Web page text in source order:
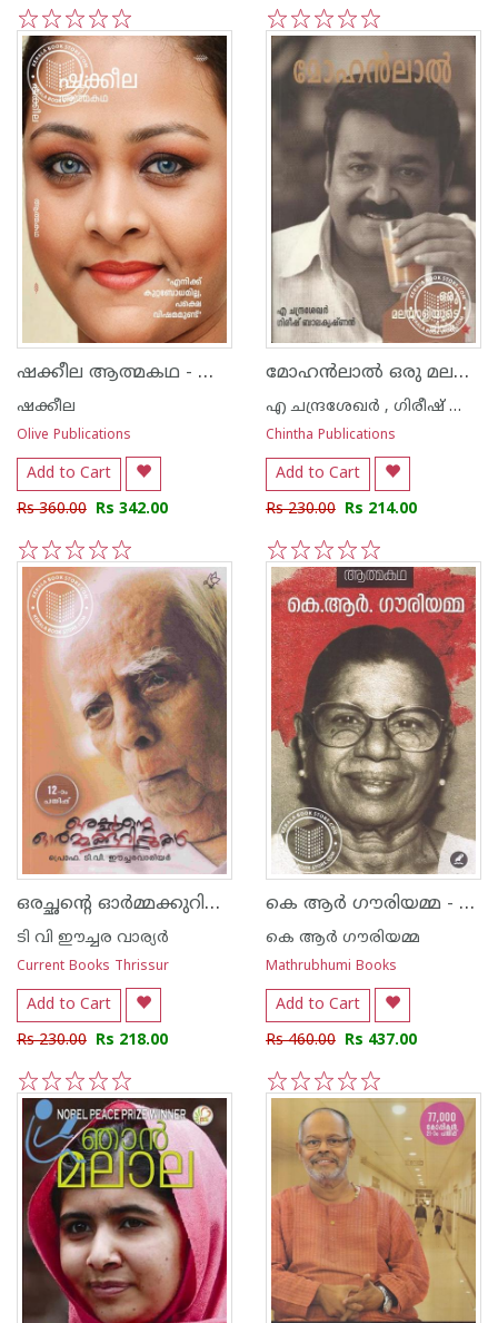
5
4
3
2
1 5
4
3
2
1
ഷക്കീല ആത്മകഥ - ഷക്കീല
ഷക്കീല
Olive Publications
Add to Cart
Rs 360.00 Rs 342.00
5
4
3
2
1
മോഹ‌ന്‍ലാല്‍ ഒരു മലയാളിയുടെ ജീവിതം
എ ചന്ദ്രശേഖര്‍ , ഗിരീഷ് ബാലകൃഷ്ണന്‍
Chintha Publications
Add to Cart
Rs 230.00 Rs 214.00
5
4
3
2
1
ഒരച്ഛന്റെ ഓര്‍മ്മക്കുറിപ്പുകള്‍
ടി വി ഈച്ചര വാര്യര്‍
Current Books Thrissur
Add to Cart
Rs 230.00 Rs 218.00
5
4
3
2
1
കെ ആര്‍ ഗൗരിയമ്മ - ആത്മകഥ
കെ ആര്‍ ഗൗരിയമ്മ
Mathrubhumi Books
Add to Cart
Rs 460.00 Rs 437.00
5
4
3
2
1